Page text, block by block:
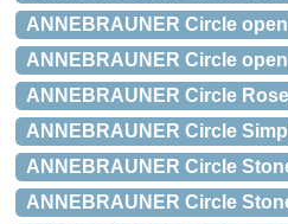
ANNEBRAUNER Circle open
ANNEBRAUNER Circle
ANNEBRAUNER Circle Rose
ANNEBRAUNER Circle
ANNEBRAUNER Circle
ANNEBRAUNER Circle